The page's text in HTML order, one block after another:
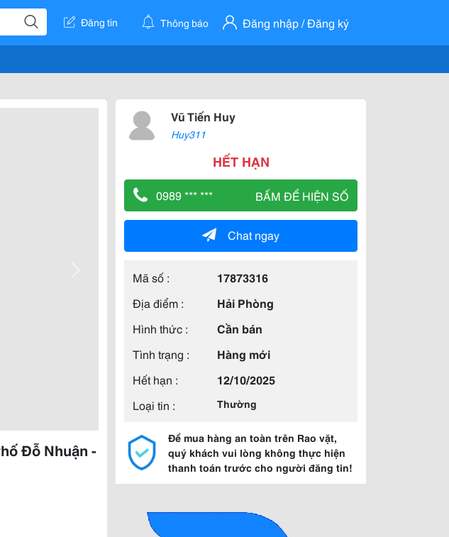
Đăng tin Thông báo Đăng nhập / Đăng ký
Đỗ Nhuận -
Vũ Tiến Huy
Huy311
HẾT HẠN
0989 *** *** BẤM ĐỂ HIỆN SỐ
Chat ngay
Mã số :
17873316
Địa điểm :
Hải Phòng
Hình thức :
Cần bán
Tình trạng :
Hàng mới
Hết hạn :
12/10/2025
Loại tin :
Thường
Để mua hàng an toàn trên Rao vặt,
quý khách vui lòng không thực hiện
thanh toán trước cho người đăng tin!